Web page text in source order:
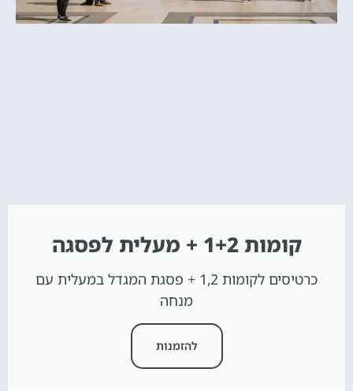
קומות 1+2 + מעלית לפסגה
כרטיסים לקומות 1,2 + פסגת המגדל במעלית עם
מנחה
להזמנות